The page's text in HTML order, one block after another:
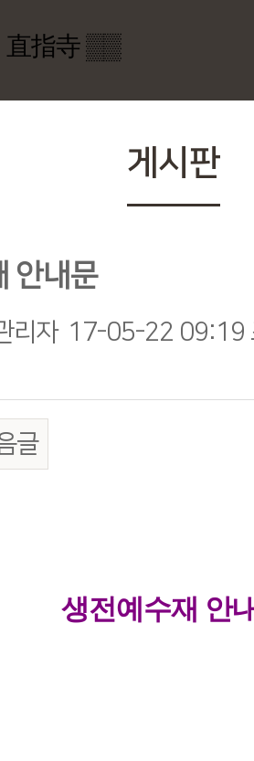
게시판
안내문
리자 17-05-22 09:19
글
생전예수재 안